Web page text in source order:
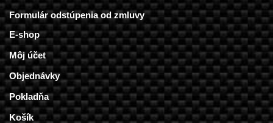
Formulár odstúpenia od zmluvy
E-shop
Môj účet
Objednávky
Pokladňa
Košík